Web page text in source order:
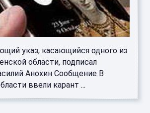
указ, касающийся одного из
области, подписал
Анохин Сообщение В
ввели карант ...